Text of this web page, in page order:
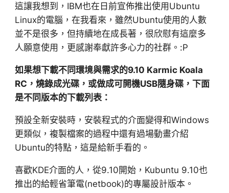
這讓我想到，IBM也在日前宣佈推出使用Ubuntu
Linux的電腦，在我看來，雖然Ubuntu使用的人數
並不是很多，但持續地在成長著，很欣慰有這麼多
人願意使用，更感謝奉獻許多心力的社群。:P
如果想下載不同環境與需求的9.10 Karmic Koala
RC，燒錄成光碟，或做成可開機USB隨身碟，下面
是不同版本的下載列表：
預設全新安裝時，安裝程式的介面變得和Windows
更類似，複製檔案的過程中還有過場動畫介紹
Ubuntu的特點，這是給新手看的。
喜歡KDE介面的人，從9.10開始，Kubuntu 9.10也
推出的給輕省筆電(netbook)的專屬設計版本。